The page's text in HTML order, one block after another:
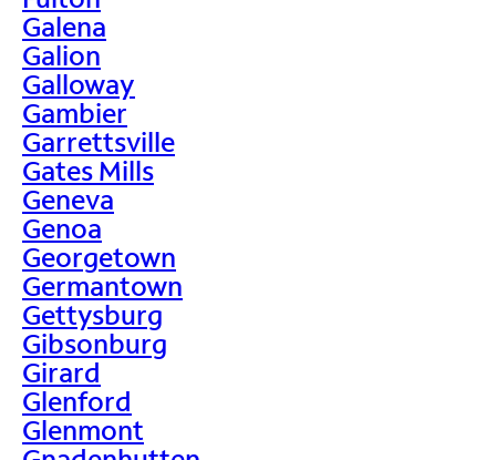
Galena
Galion
Galloway
Gambier
Garrettsville
Gates Mills
Geneva
Genoa
Georgetown
Germantown
Gettysburg
Gibsonburg
Girard
Glenford
Glenmont